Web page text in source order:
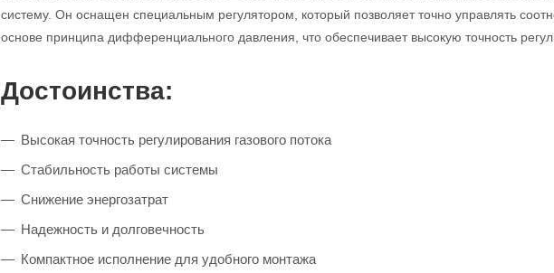
систему. Он оснащен специальным регулятором, который позволяет точно управлять
основе принципа дифференциального давления, что обеспечивает высокую точность
Достоинства:
Высокая точность регулирования газового потока
Стабильность работы системы
Снижение энергозатрат
Надежность и долговечность
Компактное исполнение для удобного монтажа